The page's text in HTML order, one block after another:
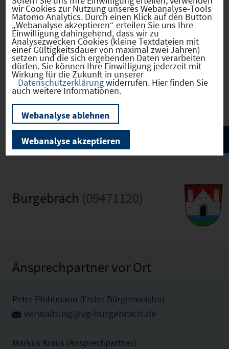
Verkehrsinfrastruktur
Kommunale Infrastruktur
Burgebrach (09471120)
Ansprechpartner vor Ort
Peter Pfohlmann (Erster Bürgermeister)
verwaltung@vg-burgebrach.de
Markus Kraus (Ansprechpartner)
wir Cookies zur Nutzung unseres Webanalyse-Tools
Matomo Analytics. Durch einen Klick auf den Button
„Webanalyse akzeptieren“ erteilen Sie uns Ihre
Einwilligung dahingehend, dass wir zu
Analysezwecken Cookies (kleine Textdateien mit
einer Gültigkeitsdauer von maximal zwei Jahren)
setzen und die sich ergebenden Daten verarbeiten
dürfen. Sie können Ihre Einwilligung jederzeit mit
Wirkung für die Zukunft in unserer
Datenschutzerklärungwiderrufen. Hier finden Sie
auch weitere Informationen.
Webanalyse ablehnen
Webanalyse akzeptieren